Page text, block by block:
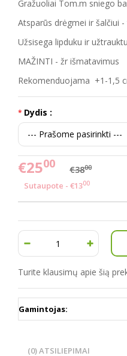
Gražuoliai Tom.m sniego
Atsparūs drėgmei ir šalčiui -
Užsisega lipduku ir
MAŽINTI - žr išmatavimus
Rekomenduojama +1-1,5
Dydis :
€2500 €3800
Sutaupote - €1300
Turite klausimų apie šią
Gamintojas:
(0) ATSILIEPIMAI